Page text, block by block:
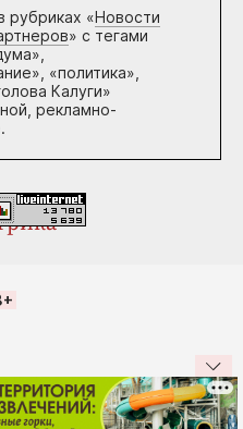
рубриках «Новости
» с тегами
«политика»,
Калуги»
рекламно-